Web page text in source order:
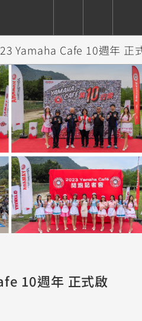
依排氣量
Sport
Heritage
MT-
09
550+
07
XSR
700
550+
XSR
依排氣量
AdventureFamily
Limi
125
Vinoora
125
BW'S
125
PW50
50
AXIS
Z /
Zii
125
瀏覽紀錄
Yamaha Cafe 10週年 正
10週年 正式啟